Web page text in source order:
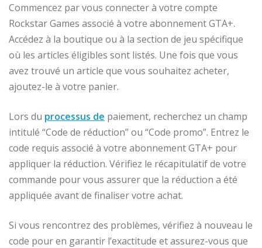
Commencez par vous connecter à votre compte
Rockstar Games associé à votre abonnement GTA+.
Accédez à la boutique ou à la section de jeu spécifique
où les articles éligibles sont listés. Une fois que vous
avez trouvé un article que vous souhaitez acheter,
ajoutez-le à votre panier.
Lors du processus de paiement, recherchez un champ
intitulé “Code de réduction” ou “Code promo”. Entrez le
code requis associé à votre abonnement GTA+ pour
appliquer la réduction. Vérifiez le récapitulatif de votre
commande pour vous assurer que la réduction a été
appliquée avant de finaliser votre achat.
Si vous rencontrez des problèmes, vérifiez à nouveau le
code pour en garantir l’exactitude et assurez-vous que